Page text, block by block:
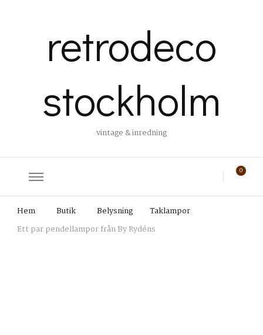
retrodeco
stockholm
vintage & inredning
0
Hem Butik Belysning
Taklampor
Ett par pendellampor från By Rydéns